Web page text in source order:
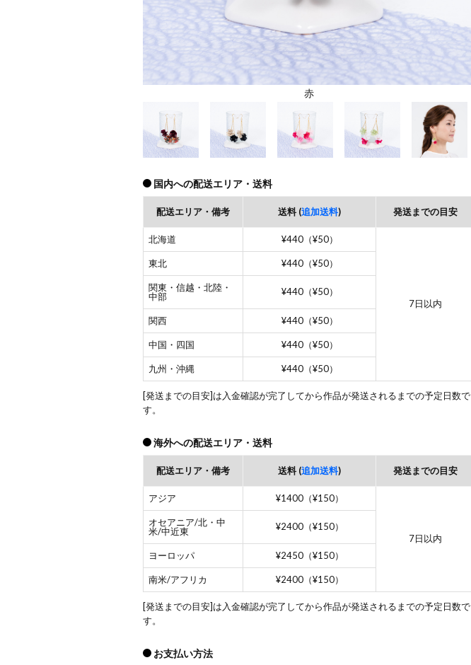
赤
国内への配送エリア・送料
配送エリア・備考 送料 (追加送料) 発送までの目安
北海道 ¥440（¥50）
7日以内
東北 ¥440（¥50）
関東・信越・北陸・
中部
¥440（¥50）
関西 ¥440（¥50）
中国・四国 ¥440（¥50）
九州・沖縄 ¥440（¥50）
[発送までの目安]は入金確認が完了してから作品が発送されるまでの予定日数で
す。
海外への配送エリア・送料
配送エリア・備考 送料 (追加送料) 発送までの目安
アジア ¥1400（¥150）
7日以内
オセアニア/北・中
米/中近東
¥2400（¥150）
ヨーロッパ ¥2450（¥150）
南米/アフリカ ¥2400（¥150）
[発送までの目安]は入金確認が完了してから作品が発送されるまでの予定日数で
す。
お支払い方法